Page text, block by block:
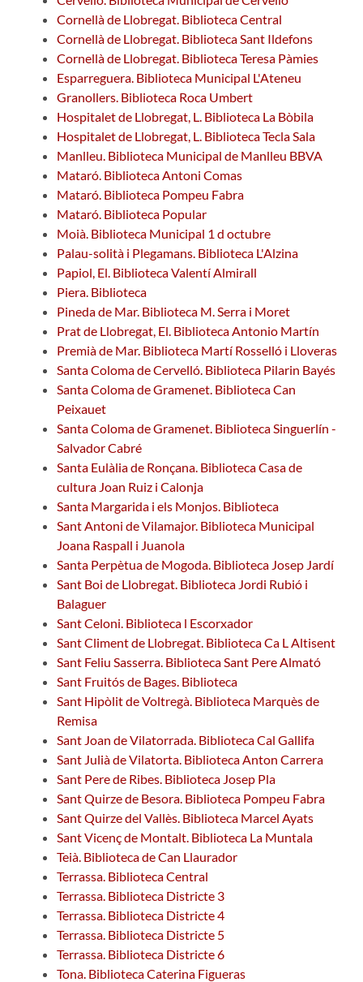
Cornellà de Llobregat. Biblioteca Central
Cornellà de Llobregat. Biblioteca Sant Ildefons
Cornellà de Llobregat. Biblioteca Teresa Pàmies
Esparreguera. Biblioteca Municipal L'Ateneu
Granollers. Biblioteca Roca Umbert
Hospitalet de Llobregat, L. Biblioteca La Bòbila
Hospitalet de Llobregat, L. Biblioteca Tecla Sala
Manlleu. Biblioteca Municipal de Manlleu BBVA
Mataró. Biblioteca Antoni Comas
Mataró. Biblioteca Pompeu Fabra
Mataró. Biblioteca Popular
Moià. Biblioteca Municipal 1 d octubre
Palau-solità i Plegamans. Biblioteca L'Alzina
Papiol, El. Biblioteca Valentí Almirall
Piera. Biblioteca
Pineda de Mar. Biblioteca M. Serra i Moret
Prat de Llobregat, El. Biblioteca Antonio Martín
Premià de Mar. Biblioteca Martí Rosselló i Lloveras
Santa Coloma de Cervelló. Biblioteca Pilarin Bayés
Santa Coloma de Gramenet. Biblioteca Can
Peixauet
Santa Coloma de Gramenet. Biblioteca Singuerlín -
Salvador Cabré
Santa Eulàlia de Ronçana. Biblioteca Casa de
cultura Joan Ruiz i Calonja
Santa Margarida i els Monjos. Biblioteca
Sant Antoni de Vilamajor. Biblioteca Municipal
Joana Raspall i Juanola
Santa Perpètua de Mogoda. Biblioteca Josep Jardí
Sant Boi de Llobregat. Biblioteca Jordi Rubió i
Balaguer
Sant Celoni. Biblioteca l Escorxador
Sant Climent de Llobregat. Biblioteca Ca L Altisent
Sant Feliu Sasserra. Biblioteca Sant Pere Almató
Sant Fruitós de Bages. Biblioteca
Sant Hipòlit de Voltregà. Biblioteca Marquès de
Remisa
Sant Joan de Vilatorrada. Biblioteca Cal Gallifa
Sant Julià de Vilatorta. Biblioteca Anton Carrera
Sant Pere de Ribes. Biblioteca Josep Pla
Sant Quirze de Besora. Biblioteca Pompeu Fabra
Sant Quirze del Vallès. Biblioteca Marcel Ayats
Sant Vicenç de Montalt. Biblioteca La Muntala
Teià. Biblioteca de Can Llaurador
Terrassa. Biblioteca Central
Terrassa. Biblioteca Districte 3
Terrassa. Biblioteca Districte 4
Terrassa. Biblioteca Districte 5
Terrassa. Biblioteca Districte 6
Tona. Biblioteca Caterina Figueras